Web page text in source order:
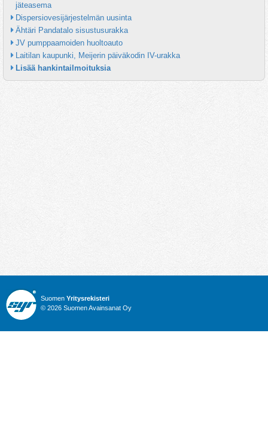
jäteasema
Dispersiovesijärjestelmän uusinta
Ähtäri Pandatalo sisustusurakka
JV pumppaamoiden huoltoauto
Laitilan kaupunki, Meijerin päiväkodin IV-urakka
Lisää hankintailmoituksia
Suomen Yritysrekisteri
© 2026 Suomen Avainsanat Oy